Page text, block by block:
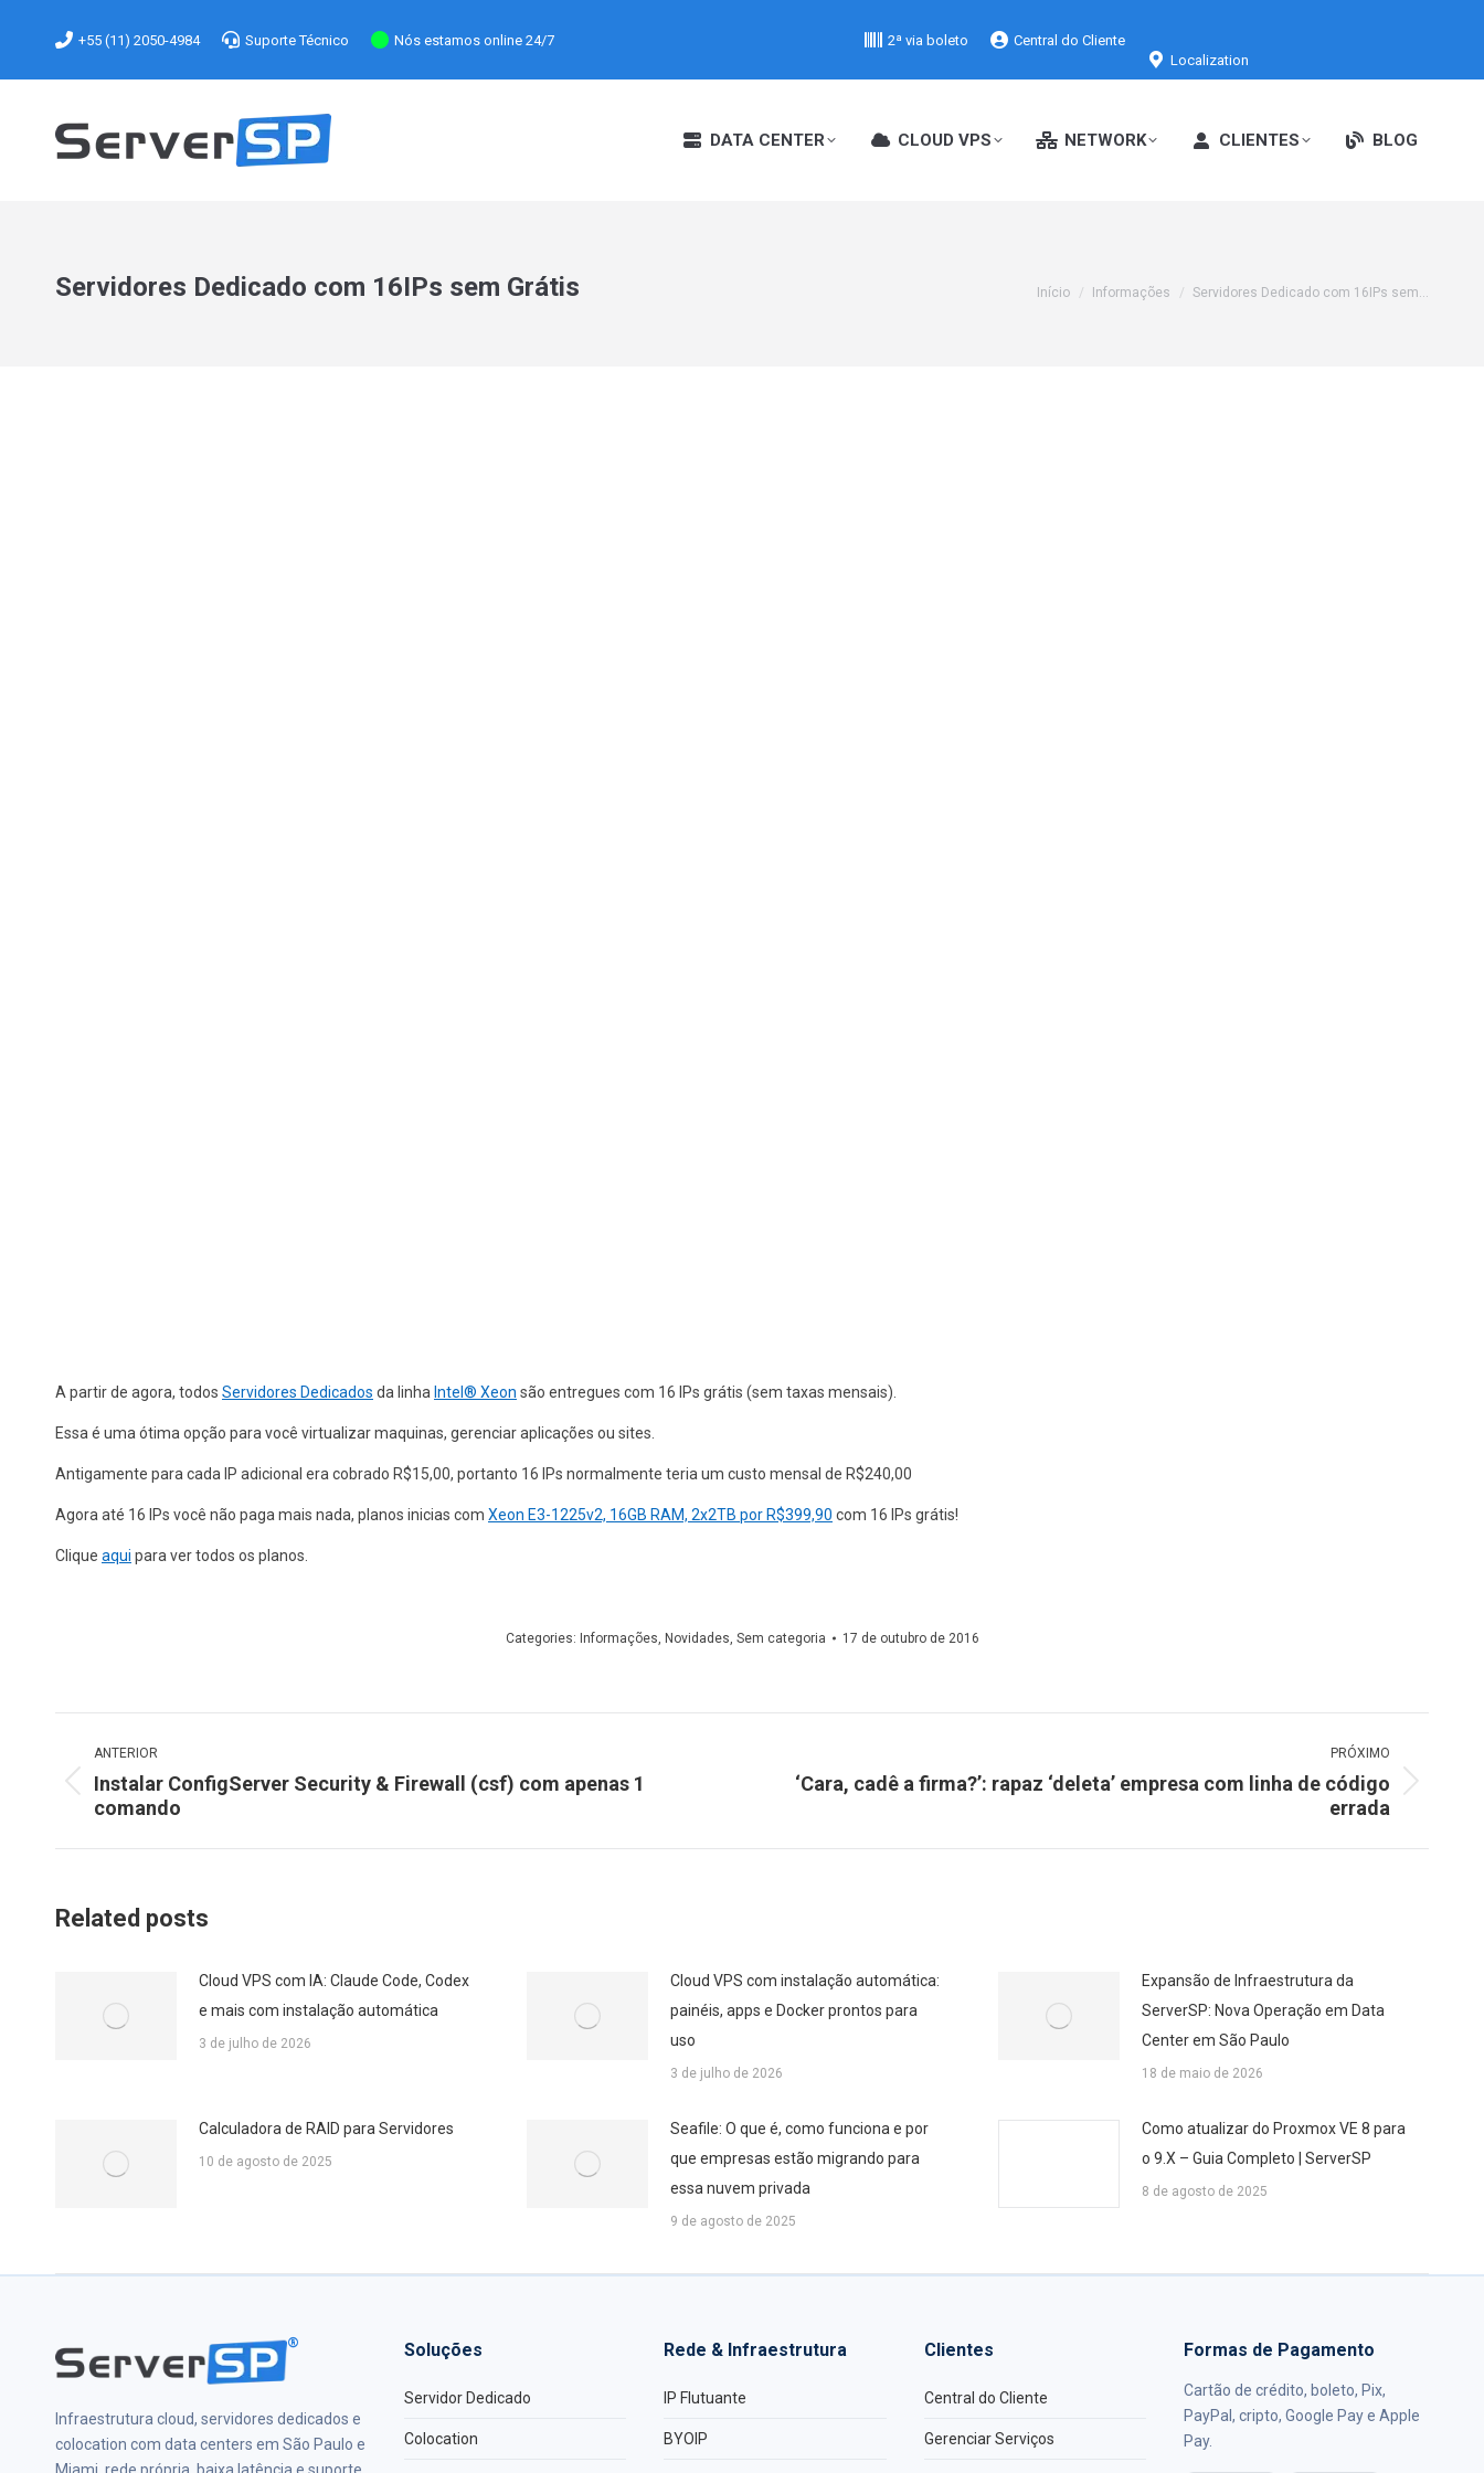
+55 (11) 2050-4984 Suporte Técnico Nós estamos online 24/7 2ª via boleto
Central do Cliente
Localization
DATA CENTER CLOUD VPS NETWORK CLIENTES BLOG
Servidores Dedicado com 16IPs sem Grátis Você está aqui:
Início Informações Servidores Dedicado com 16IPs sem…
A partir de agora, todos Servidores Dedicados da linha Intel® Xeon são entregues com 16 IPs grátis (sem taxas mensais).
Essa é uma ótima opção para você virtualizar maquinas, gerenciar aplicações ou sites.
Antigamente para cada IP adicional era cobrado R$15,00, portanto 16 IPs normalmente teria um custo mensal de R$240,00
Agora até 16 IPs você não paga mais nada, planos inicias com Xeon E3-1225v2, 16GB RAM, 2x2TB por R$399,90 com 16 IPs grátis!
Clique aqui para ver todos os planos.
Categories: Informações Novidades Sem categoria 17 de outubro de 2016
de
post:
ANTERIOR
Post
Instalar ConfigServer Security & Firewall (csf) com apenas 1
comando
PRÓXIMO
Próximo
‘Cara, cadê a firma?’: rapaz ‘deleta’ empresa com linha de código
errada
Related posts
Cloud VPS com IA: Claude Code, Codex
e mais com instalação automática
3 de julho de 2026
Cloud VPS com instalação automática:
painéis, apps e Docker prontos para
uso
3 de julho de 2026
Expansão de Infraestrutura da
ServerSP: Nova Operação em Data
Center em São Paulo
18 de maio de 2026
Calculadora de RAID para Servidores
10 de agosto de 2025
Seafile: O que é, como funciona e por
que empresas estão migrando para
essa nuvem privada
9 de agosto de 2025
Como atualizar do Proxmox VE 8 para
o 9.X – Guia Completo | ServerSP
8 de agosto de 2025
®
Infraestrutura cloud, servidores dedicados e
colocation com data centers em São Paulo e
Soluções
Servidor Dedicado
Colocation
Rede & Infraestrutura
IP Flutuante
BYOIP
Clientes
Central do Cliente
Gerenciar Serviços
Formas de Pagamento
Cartão de crédito, boleto, Pix,
PayPal, cripto, Google Pay e Apple
Pay.